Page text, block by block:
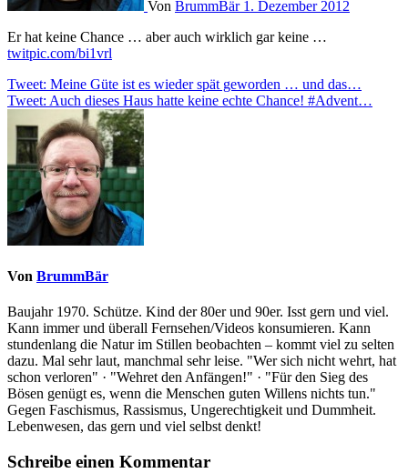
Von BrummBär 1. Dezember 2012
Er hat keine Chance … aber auch wirklich gar keine …
twitpic.com/bi1vrl
Beitragsnavigation
Tweet: Meine Güte ist es wieder spät geworden … und das…
Tweet: Auch dieses Haus hatte keine echte Chance! #Advent…
Von BrummBär
Baujahr 1970. Schütze. Kind der 80er und 90er. Isst gern und viel.
Kann immer und überall Fernsehen/Videos konsumieren. Kann
stundenlang die Natur im Stillen beobachten – kommt viel zu selten
dazu. Mal sehr laut, manchmal sehr leise. "Wer sich nicht wehrt, hat
schon verloren" · "Wehret den Anfängen!" · "Für den Sieg des
Bösen genügt es, wenn die Menschen guten Willens nichts tun."
Gegen Faschismus, Rassismus, Ungerechtigkeit und Dummheit.
Lebenwesen, das gern und viel selbst denkt!
Schreibe einen Kommentar